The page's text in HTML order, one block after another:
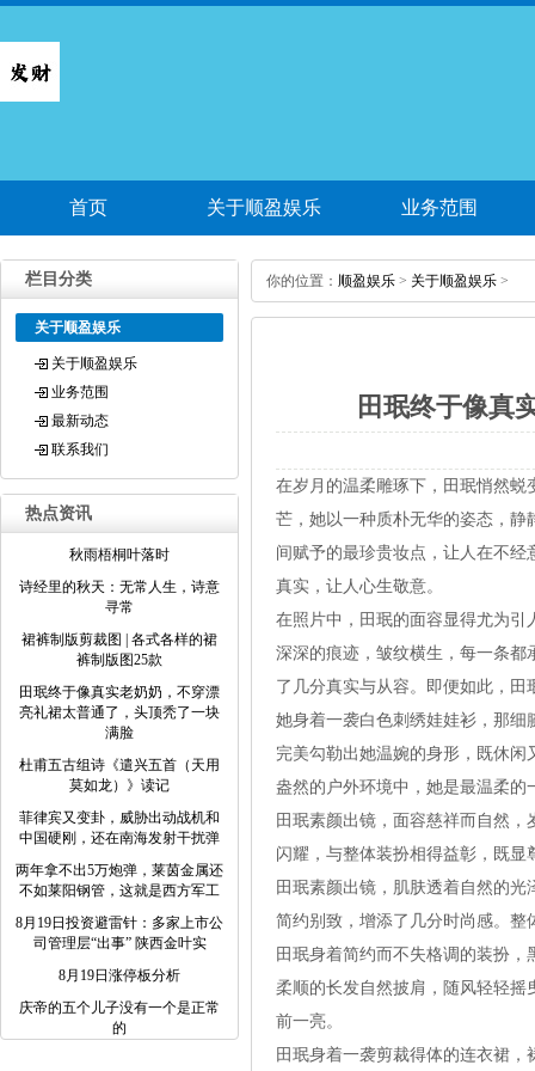
首页 关于顺盈娱乐 业务范围
栏目分类
关于顺盈娱乐
关于顺盈娱乐
业务范围
最新动态
联系我们
热点资讯
秋雨梧桐叶落时
诗经里的秋天：无常人生，诗意
寻常
裙裤制版剪裁图 | 各式各样的裙
裤制版图25款
田珉终于像真实老奶奶，不穿漂
亮礼裙太普通了，头顶秃了一块
满脸
杜甫五古组诗《遣兴五首（天用
莫如龙）》读记
菲律宾又变卦，威胁出动战机和
中国硬刚，还在南海发射干扰弹
两年拿不出5万炮弹，莱茵金属还
不如莱阳钢管，这就是西方军工
8月19日投资避雷针：多家上市公
司管理层“出事” 陕西金叶实
8月19日涨停板分析
庆帝的五个儿子没有一个是正常
的
你的位置： 顺盈娱乐 > 关于顺盈娱乐 >
田珉终于像真
在岁月的温柔雕琢下，田珉悄然
芒，她以一种质朴无华的姿态，
间赋予的最珍贵妆点，让人在不
真实，让人心生敬意。
在照片中，田珉的面容显得尤为
深深的痕迹，皱纹横生，每一条
了几分真实与从容。即便如此，
她身着一袭白色刺绣娃娃衫，那
完美勾勒出她温婉的身形，既休
盎然的户外环境中，她是最温柔的
田珉素颜出镜，面容慈祥而自然
闪耀，与整体装扮相得益彰，既
田珉素颜出镜，肌肤透着自然的
简约别致，增添了几分时尚感。
田珉身着简约而不失格调的装扮
柔顺的长发自然披肩，随风轻轻摇
前一亮。
田珉身着一袭剪裁得体的连衣裙